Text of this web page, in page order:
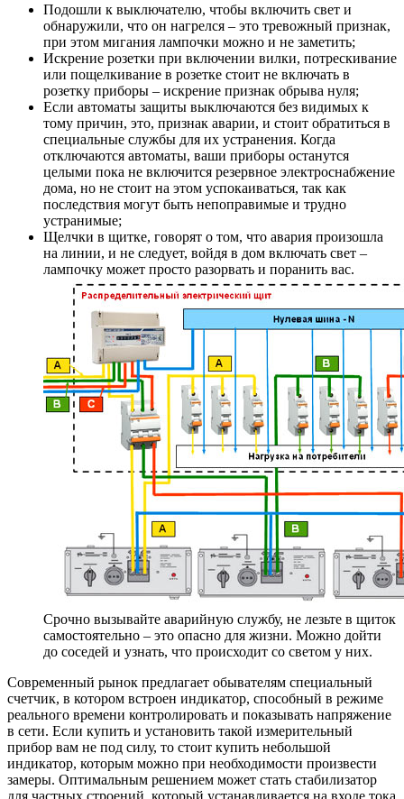
Подошли к выключателю, чтобы включить свет и
обнаружили, что он нагрелся – это тревожный признак,
при этом мигания лампочки можно и не заметить;
Искрение розетки при включении вилки, потрескивание
или пощелкивание в розетке стоит не включать в
розетку приборы – искрение признак обрыва нуля;
Если автоматы защиты выключаются без видимых к
тому причин, это, признак аварии, и стоит обратиться в
специальные службы для их устранения. Когда
отключаются автоматы, ваши приборы останутся
целыми пока не включится резервное электроснабжение
дома, но не стоит на этом успокаиваться, так как
последствия могут быть непоправимые и трудно
устранимые;
Щелчки в щитке, говорят о том, что авария произошла
на линии, и не следует, войдя в дом включать свет –
лампочку может просто разорвать и поранить вас.
Срочно вызывайте аварийную службу, не лезьте в щиток
самостоятельно – это опасно для жизни. Можно дойти
до соседей и узнать, что происходит со светом у них.
Современный рынок предлагает обывателям специальный
счетчик, в котором встроен индикатор, способный в режиме
реального времени контролировать и показывать напряжение
в сети. Если купить и установить такой измерительный
прибор вам не под силу, то стоит купить небольшой
индикатор, которым можно при необходимости произвести
замеры. Оптимальным решением может стать стабилизатор
для частных строений, который устанавливается на входе тока